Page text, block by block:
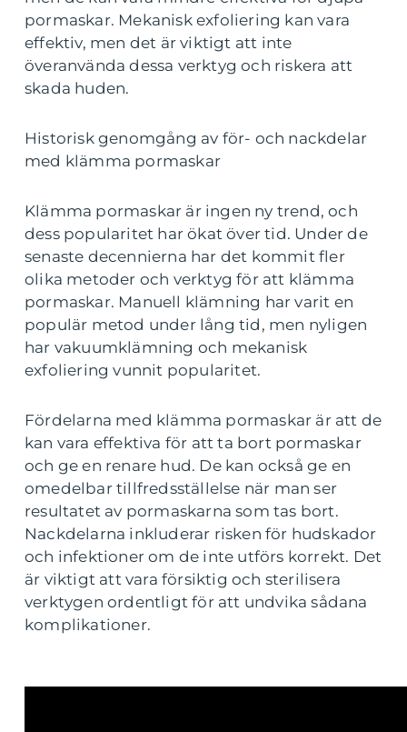
pormaskar. Mekanisk exfoliering kan vara
effektiv, men det är viktigt att inte
överanvända dessa verktyg och riskera att
skada huden.
Historisk genomgång av för- och nackdelar
med klämma pormaskar
Klämma pormaskar är ingen ny trend, och
dess popularitet har ökat över tid. Under de
senaste decennierna har det kommit fler
olika metoder och verktyg för att klämma
pormaskar. Manuell klämning har varit en
populär metod under lång tid, men nyligen
har vakuumklämning och mekanisk
exfoliering vunnit popularitet.
Fördelarna med klämma pormaskar är att de
kan vara effektiva för att ta bort pormaskar
och ge en renare hud. De kan också ge en
omedelbar tillfredsställelse när man ser
resultatet av pormaskarna som tas bort.
Nackdelarna inkluderar risken för hudskador
och infektioner om de inte utförs korrekt. Det
är viktigt att vara försiktig och sterilisera
verktygen ordentligt för att undvika sådana
komplikationer.